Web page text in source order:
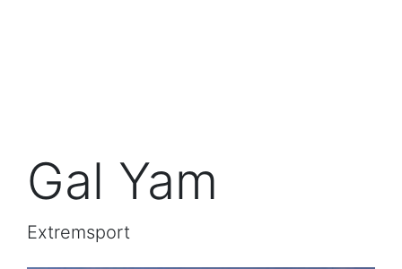
Gal Yam
Extremsport